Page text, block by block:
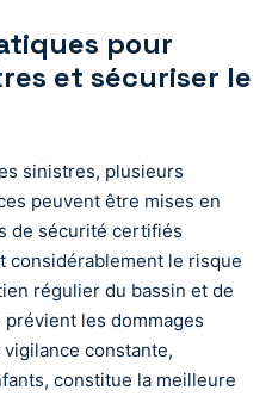
pour
et sécuriser le
sinistres, plusieurs
peuvent être mises en
de sécurité certifiés
considérablement le risque
régulier du bassin et de
les dommages
constante,
constitue la meilleure